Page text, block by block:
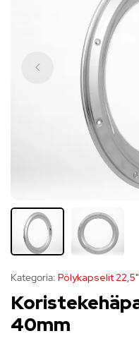
Kategoria: Pölykapselit
40mm